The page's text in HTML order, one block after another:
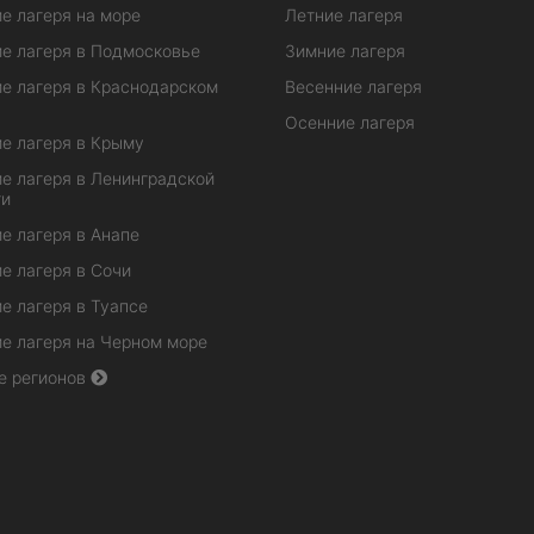
лагеря на море
лагеря в Подмосковье
лагеря в Краснодарском
лагеря в Крыму
лагеря в Ленинградской
лагеря в Анапе
лагеря в Сочи
лагеря в Туапсе
лагеря на Черном море
регионов
Летние лагеря
Зимние лагеря
Весенние лагеря
Осенние лагеря